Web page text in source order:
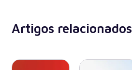
Artigos relacionados